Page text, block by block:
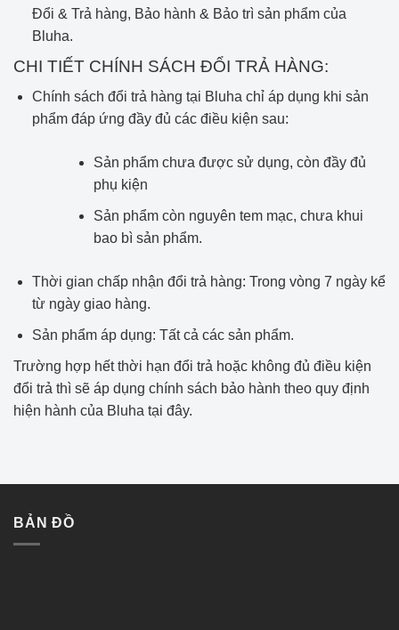
Đổi & Trả hàng, Bảo hành & Bảo trì sản phẩm của
Bluha.
CHI TIẾT CHÍNH SÁCH ĐỔI TRẢ HÀNG:
Chính sách đổi trả hàng tại Bluha chỉ áp dụng khi sản
phẩm đáp ứng đầy đủ các điều kiện sau:
Sản phẩm chưa được sử dụng, còn đầy đủ
phụ kiện
Sản phẩm còn nguyên tem mạc, chưa khui
bao bì sản phẩm.
Thời gian chấp nhận đổi trả hàng: Trong vòng 7 ngày kể
từ ngày giao hàng.
Sản phẩm áp dụng: Tất cả các sản phẩm.
Trường hợp hết thời hạn đổi trả hoặc không đủ điều kiện
đổi trả thì sẽ áp dụng chính sách bảo hành theo quy định
hiện hành của Bluha tại đây.
BẢN ĐỒ